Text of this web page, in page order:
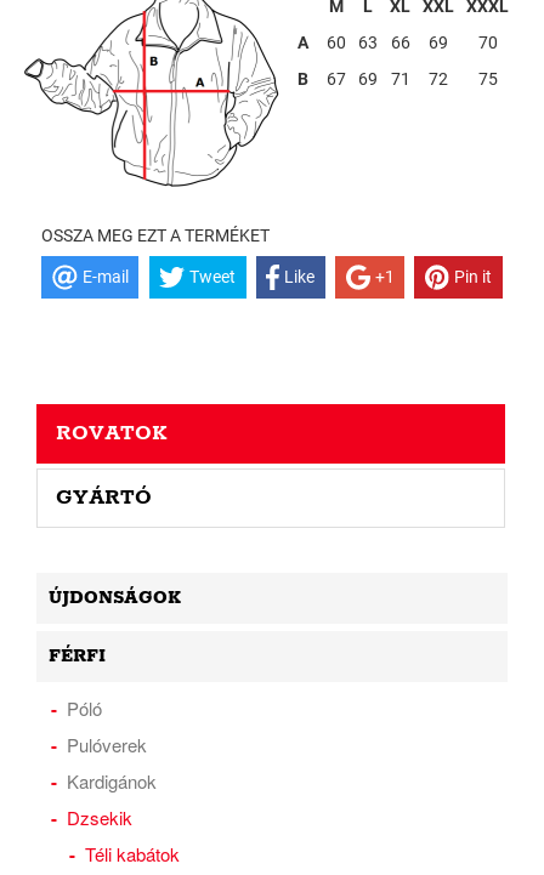
M L XL XXL
XXXL
A
60 63 66 69
70
B
67 69 71 72 75
OSSZA MEG EZT A TERMÉKET
E-mail Tweet Like +1 Pin it
ROVATOK
GYÁRTÓ
ÚJDONSÁGOK
FÉRFI
Póló
Pulóverek
Kardigánok
Dzsekik
Téli kabátok